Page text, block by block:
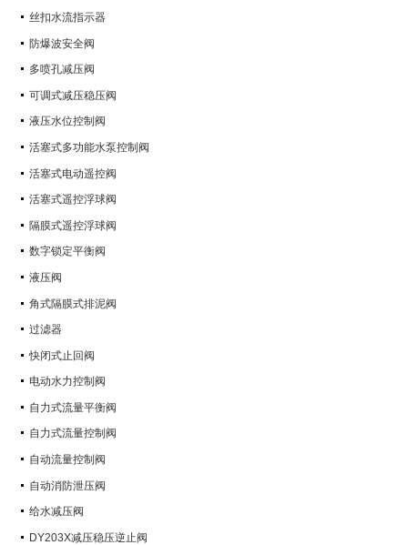
丝扣水流指示器
防爆波安全阀
多喷孔减压阀
可调式减压稳压阀
液压水位控制阀
活塞式多功能水泵控制阀
活塞式电动遥控阀
活塞式遥控浮球阀
隔膜式遥控浮球阀
数字锁定平衡阀
液压阀
角式隔膜式排泥阀
过滤器
快闭式止回阀
电动水力控制阀
自力式流量平衡阀
自力式流量控制阀
自动流量控制阀
自动消防泄压阀
给水减压阀
DY203X减压稳压逆止阀